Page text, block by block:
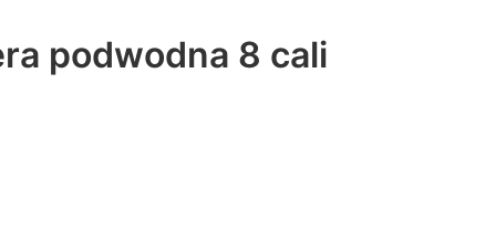
podwodna 8 cali